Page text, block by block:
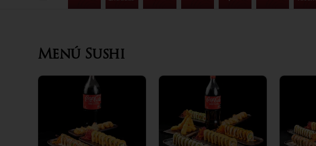
Menú Sushi